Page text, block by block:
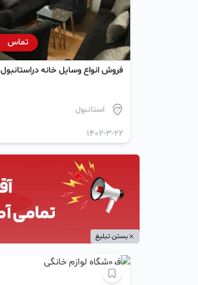
تماس
فروش انواع وسایل خانه دراستانبول
استانبول
1402-3-22
بستن تبلیغ